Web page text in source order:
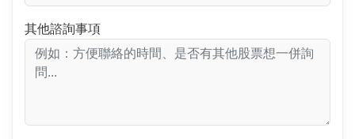
其他諮詢事項